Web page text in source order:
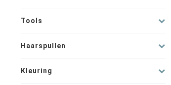
Tools
Haarspullen
Kleuring